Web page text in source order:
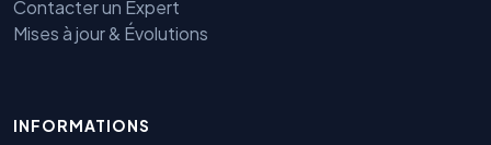
Contacter un Expert
Mises à jour & Évolutions
INFORMATIONS